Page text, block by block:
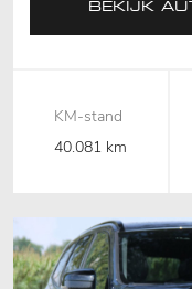
BEKIJK
KM-stand
40.081 km